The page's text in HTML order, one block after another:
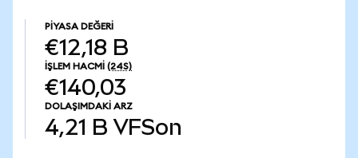
PIYASA DEĞERI
€12,18 B
İŞLEM HACMI (24S)
€140,03
DOLAŞIMDAKI ARZ
4,21 B VFSon